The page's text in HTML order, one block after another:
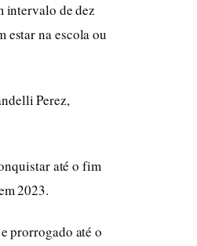
intervalo de dez
estar na escola ou
Perez,
até o fim
2023.
prorrogado até o